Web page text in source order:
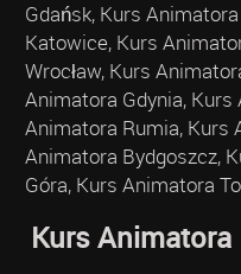
Gdańsk, Kurs
Katowice, Kurs
Wrocław, Kurs
Animatora Gdynia,
Animatora Rumia, Kurs
Animatora Bydgoszcz,
Góra, Kurs Animatora
Kurs Animatora